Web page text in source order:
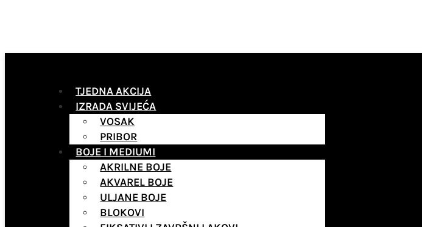
TJEDNA AKCIJA
IZRADA SVIJEĆA
VOSAK
PRIBOR
BOJE I MEDIUMI
AKRILNE BOJE
AKVAREL BOJE
ULJANE BOJE
BLOKOVI